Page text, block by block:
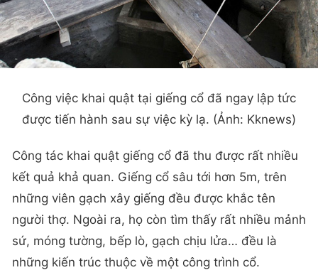
Công việc khai quật tại giếng cổ đã ngay lập tức
được tiến hành sau sự việc kỳ lạ. (Ảnh: Kknews)
Công tác khai quật giếng cổ đã thu được rất nhiều
kết quả khả quan. Giếng cổ sâu tới hơn 5m, trên
những viên gạch xây giếng đều được khắc tên
người thợ. Ngoài ra, họ còn tìm thấy rất nhiều mảnh
sứ, móng tường, bếp lò, gạch chịu lửa… đều là
những kiến trúc thuộc về một công trình cổ.